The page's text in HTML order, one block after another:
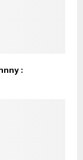
: